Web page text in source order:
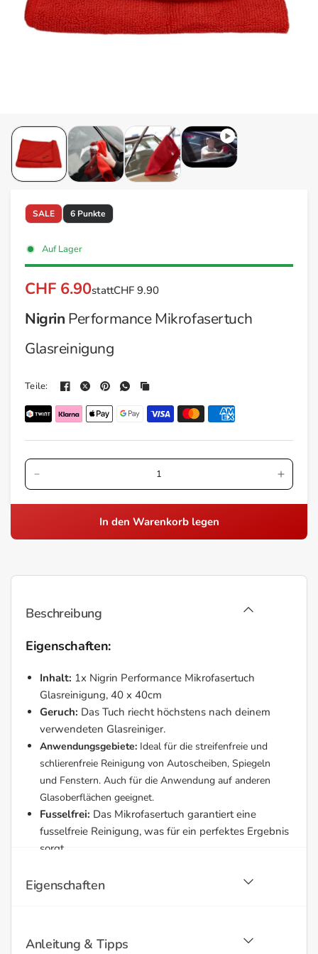
SALE 6 Punkte
Auf Lager
CHF 6.90stattCHF 9.90
Nigrin Performance Mikrofasertuch
Glasreinigung
Teile:
In den Warenkorb legen
Beschreibung
Eigenschaften:
Inhalt: 1x Nigrin Performance Mikrofasertuch
Glasreinigung, 40 x 40cm
Geruch: Das Tuch riecht höchstens nach deinem
verwendeten Glasreiniger.
Anwendungsgebiete: Ideal für die streifenfreie und
schlierenfreie Reinigung von Autoscheiben, Spiegeln
und Fenstern. Auch für die Anwendung auf anderen
Glasoberflächen geeignet.
Fusselfrei: Das Mikrofasertuch garantiert eine
fusselfreie Reinigung, was für ein perfektes Ergebnis
sorgt.
unterstützt die Reinigung und sorgt gleichzeitig für
nehmen Wasser und Glasreiniger effektiv auf.
Eigenschaften
Anleitung & Tipps